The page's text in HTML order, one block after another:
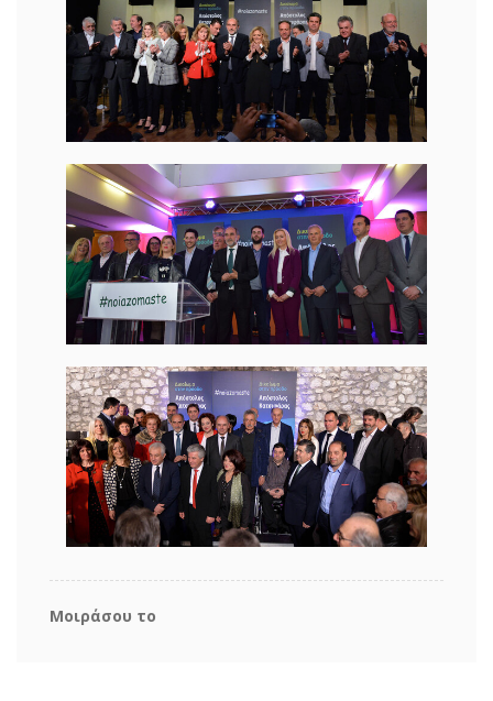
Μοιράσου το